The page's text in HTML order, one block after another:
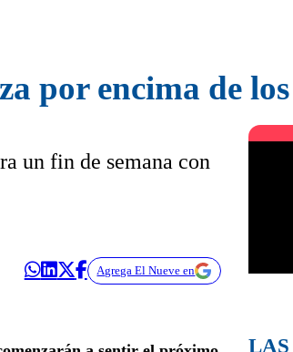
por encima de
un fin de semana con
Agrega El Nueve en